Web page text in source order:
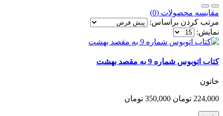
مقایسه محصولات (0)
مرتب کردن براساس:
نمایش:
کتاب اتوبوس شماره 9 به مقصد بهشت
خاتون
224,000 تومان 350,000 تومان